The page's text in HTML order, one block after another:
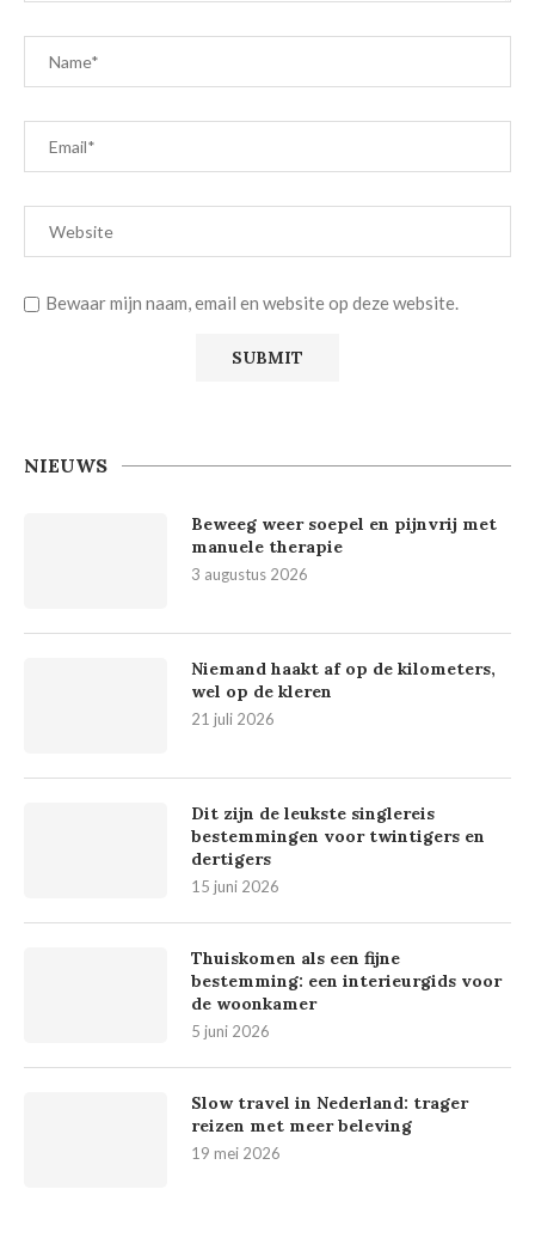
Bewaar mijn naam, email en website op deze website.
NIEUWS
Beweeg weer soepel en pijnvrij met
manuele therapie
3 augustus 2026
Niemand haakt af op de kilometers,
wel op de kleren
21 juli 2026
Dit zijn de leukste singlereis
bestemmingen voor twintigers en
dertigers
15 juni 2026
Thuiskomen als een fijne
bestemming: een interieurgids voor
de woonkamer
5 juni 2026
Slow travel in Nederland: trager
reizen met meer beleving
19 mei 2026